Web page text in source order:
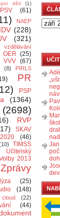
děti (1)
(61)
NAEP
(228)
(321)
OER (25)
VVV (67)
(8)
PIRLS
PR
PSP
(1364)
(2698)
RVP
SKAV
(46)
TIMSS
Učitelský
2013
Zprávy
(25)
(148)
cloud (22)
(44)